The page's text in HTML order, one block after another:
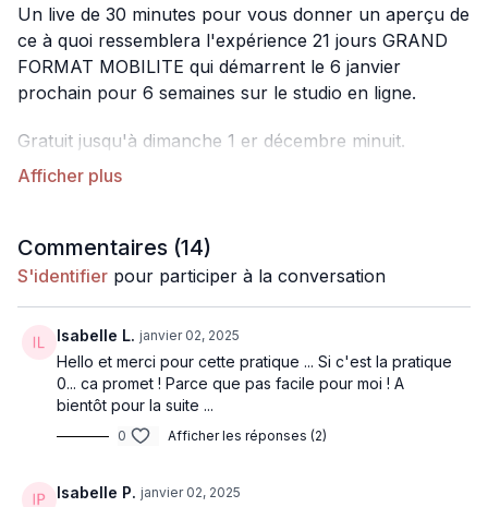
Un live de 30 minutes pour vous donner un aperçu de
ce à quoi ressemblera l'expérience 21 jours GRAND
FORMAT MOBILITE qui démarrent le 6 janvier
prochain pour 6 semaines sur le studio en ligne.
Gratuit jusqu'à dimanche 1 er décembre minuit.
Accessible pour tous ceux qui souscrivent aux 21
Durée: 30 minutes
Commentaires (14)
S'identifier pour participer à la conversation
Isabelle L. janvier 02, 2025
Hello et merci pour cette pratique ... Si c'est la pratique
0... ca promet ! Parce que pas facile pour moi ! A
bientôt pour la suite ...
0 Afficher les réponses (2)
Isabelle P. janvier 02, 2025